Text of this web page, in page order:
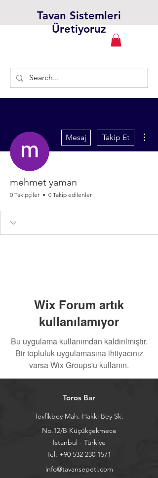
Tavan Sistemleri
Üretiyoruz
Mesaj Takip Et
mehmet yaman
0 Takipçiler 0 Takip edilenler
Wix Forum artık
kullanılamıyor
Bu uygulama kullanımdan kaldırılmıştır.
Bir topluluk uygulamasına ihtiyacınız
varsa Wix Groups'u kullanın.
Toros Bar
Tevfikbey Mah. Hakkı Bey Sk.
No.12/B Küçükçekmece
İstanbul - Türkiye
Tel: +90 532 230 1571
info@tavansepeti.com